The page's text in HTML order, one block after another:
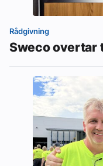
Rådgivning
Sweco overtar